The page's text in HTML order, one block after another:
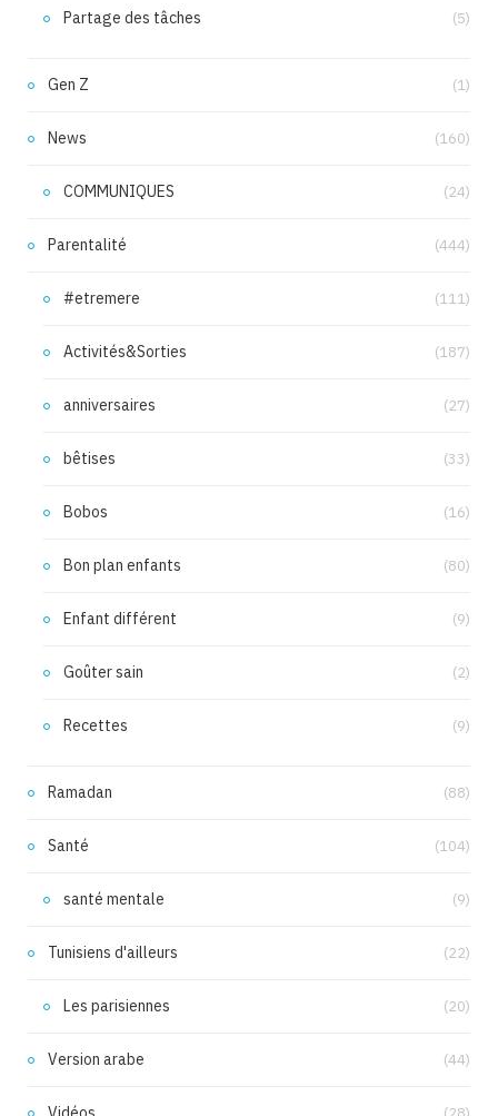
Partage des tâches (5)
Gen Z (1)
News (160)
COMMUNIQUES (24)
Parentalité (444)
#etremere (111)
Activités&Sorties (187)
anniversaires (27)
bêtises (33)
Bobos (16)
Bon plan enfants (80)
Enfant différent (9)
Goûter sain (2)
Recettes (9)
Ramadan (88)
Santé (104)
santé mentale (9)
Tunisiens d'ailleurs (22)
Les parisiennes (20)
Version arabe (44)